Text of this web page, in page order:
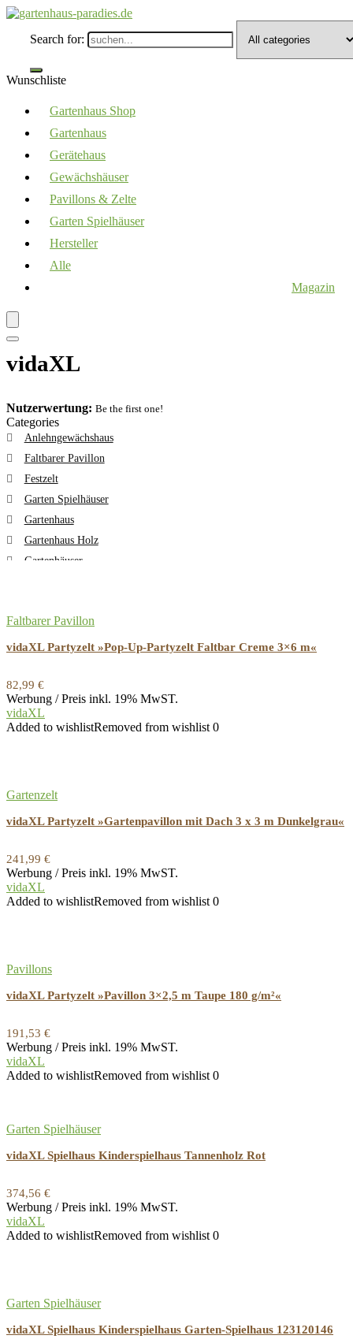
Search for:
Wunschliste
Gartenhaus Shop
Gartenhaus
Gerätehaus
Gewächshäuser
Pavillons & Zelte
Garten Spielhäuser
Hersteller
Alle
Magazin
vidaXL
Nutzerwertung: Be the first one!
Categories
Anlehngewächshaus
Faltbarer Pavillon
Festzelt
Garten Spielhäuser
Gartenhaus
Gartenhaus Holz
Gartenhäuser
Gewächshäuser
Grillpavillon
Kleines Gewächshaus
Mini Gewächshaus
Partyzelt
Pop Up Pavillons
Faltbarer Pavillon
vidaXL Partyzelt »Pop-Up-Partyzelt Faltbar Creme 3×6 m«
82,99 €
Werbung / Preis inkl. 19% MwST.
vidaXL
Added to wishlistRemoved from wishlist 0
Gartenzelt
vidaXL Partyzelt »Gartenpavillon mit Dach 3 x 3 m Dunkelgrau«
241,99 €
Werbung / Preis inkl. 19% MwST.
vidaXL
Added to wishlistRemoved from wishlist 0
Pavillons
vidaXL Partyzelt »Pavillon 3×2,5 m Taupe 180 g/m²«
191,53 €
Werbung / Preis inkl. 19% MwST.
vidaXL
Added to wishlistRemoved from wishlist 0
Garten Spielhäuser
vidaXL Spielhaus Kinderspielhaus Tannenholz Rot
374,56 €
Werbung / Preis inkl. 19% MwST.
vidaXL
Added to wishlistRemoved from wishlist 0
Garten Spielhäuser
vidaXL Spielhaus Kinderspielhaus Garten-Spielhaus 123120146